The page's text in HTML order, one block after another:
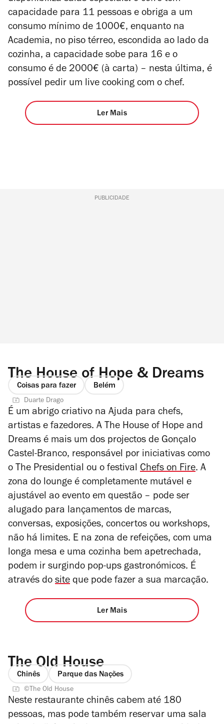
capacidade para 11 pessoas e obriga a um
consumo mínimo de 1000€, enquanto na
Academia, no piso térreo, escondida ao lado da
cozinha, a capacidade sobe para 16 e o
consumo é de 2000€ (à carta) – nesta última, é
possível pedir um live cooking com o chef.
Ler Mais
PUBLICIDADE
The House of Hope & Dreams
Coisas para fazer Belém
Duarte Drago
É um abrigo criativo na Ajuda para chefs,
artistas e fazedores. A The House of Hope and
Dreams é mais um dos projectos de Gonçalo
Castel-Branco, responsável por iniciativas como
o The Presidential ou o festival Chefs on Fire. A
zona do lounge é completamente mutável e
ajustável ao evento em questão – pode ser
alugado para lançamentos de marcas,
conversas, exposições, concertos ou workshops,
não há limites. E na zona de refeições, com uma
longa mesa e uma cozinha bem apetrechada,
podem ir surgindo pop-ups gastronómicos. É
através do site que pode fazer a sua marcação.
Ler Mais
The Old House
Chinês Parque das Nações
©The Old House
Neste restaurante chinês cabem até 180
pessoas, mas pode também reservar uma sala